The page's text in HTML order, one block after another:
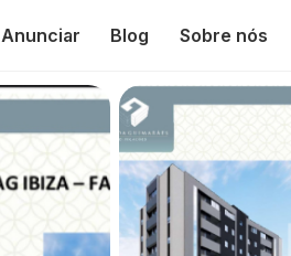
Anunciar Blog Sobre nós